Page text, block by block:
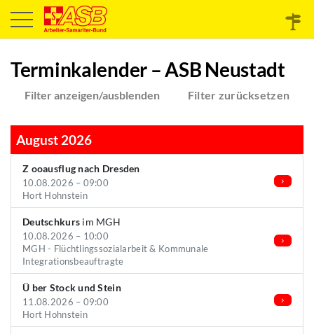
Terminkalender – ASB Neustadt
Filter anzeigen/ausblenden Filter zurücksetzen
August 2026
Z ooausflug nach Dresden
10.08.2026 – 09:00
Hort Hohnstein
Deutschkurs im MGH
10.08.2026 – 10:00
MGH - Flüchtlingssozialarbeit & Kommunale
Integrationsbeauftragte
Ü ber Stock und Stein
11.08.2026 – 09:00
Hort Hohnstein